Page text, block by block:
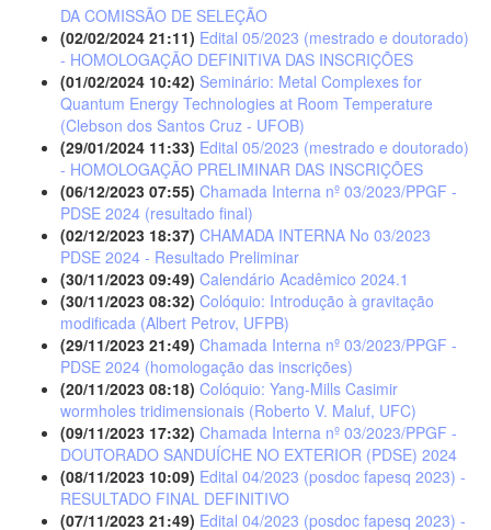
DA COMISSÃO DE SELEÇÃO
(02/02/2024 21:11) Edital 05/2023 (mestrado e doutorado)
- HOMOLOGAÇÃO DEFINITIVA DAS INSCRIÇÕES
(01/02/2024 10:42) Seminário: Metal Complexes for
Quantum Energy Technologies at Room Temperature
(Clebson dos Santos Cruz - UFOB)
(29/01/2024 11:33) Edital 05/2023 (mestrado e doutorado)
- HOMOLOGAÇÃO PRELIMINAR DAS INSCRIÇÕES
(06/12/2023 07:55) Chamada Interna nº 03/2023/PPGF -
PDSE 2024 (resultado final)
(02/12/2023 18:37) CHAMADA INTERNA No 03/2023
PDSE 2024 - Resultado Preliminar
(30/11/2023 09:49) Calendário Acadêmico 2024.1
(30/11/2023 08:32) Colóquio: Introdução à gravitação
modificada (Albert Petrov, UFPB)
(29/11/2023 21:49) Chamada Interna nº 03/2023/PPGF -
PDSE 2024 (homologação das inscrições)
(20/11/2023 08:18) Colóquio: Yang-Mills Casimir
wormholes tridimensionais (Roberto V. Maluf, UFC)
(09/11/2023 17:32) Chamada Interna nº 03/2023/PPGF -
DOUTORADO SANDUÍCHE NO EXTERIOR (PDSE) 2024
(08/11/2023 10:09) Edital 04/2023 (posdoc fapesq 2023) -
RESULTADO FINAL DEFINITIVO
(07/11/2023 21:49) Edital 04/2023 (posdoc fapesq 2023) -